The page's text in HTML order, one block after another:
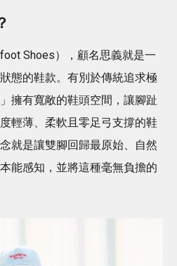
Shoes），顧名思義就是一
態的鞋款。有別於傳統追求極
擁有寬敞的鞋頭空間，讓腳趾
輕薄、柔軟且零足弓支撐的鞋
就是讓雙腳回歸最原始、自然
能感知，並將這種毫無負擔的